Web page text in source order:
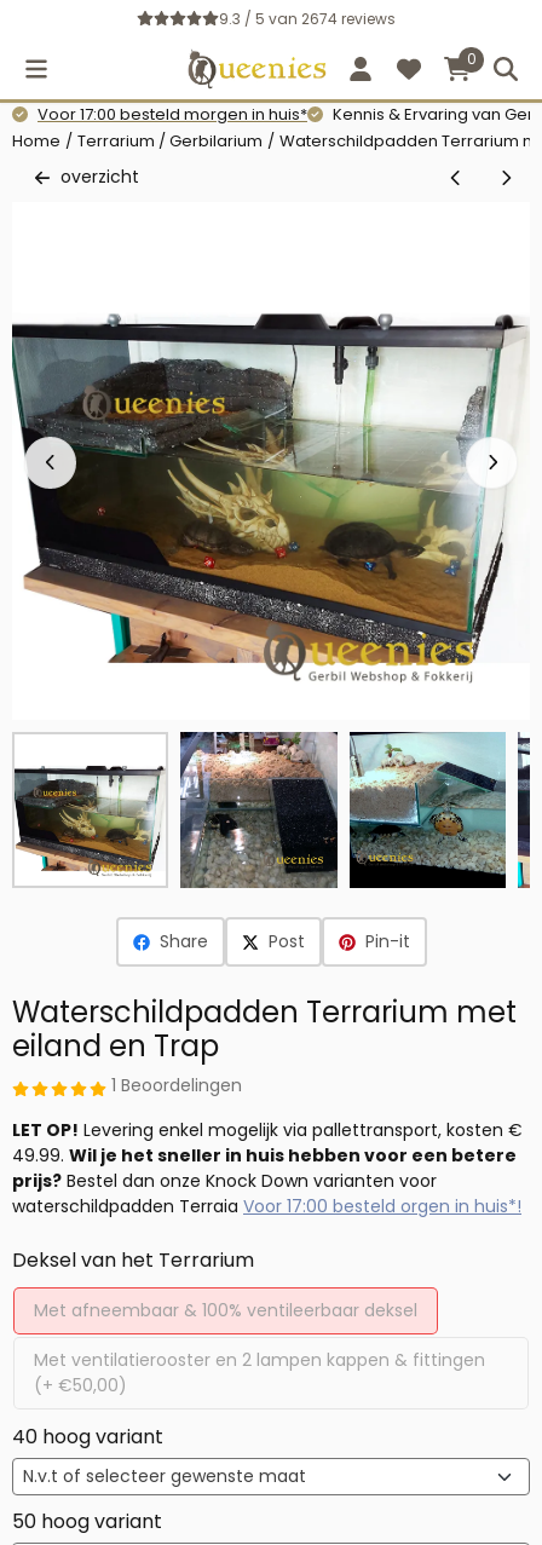
Cookievoorkeuren zijn momenteel gesloten.
9.3 / 5 van 2674reviews
0
Voor 17:00 besteld morgen in huis*
Kennis & Ervaring van
Home / Terrarium / Gerbilarium / Waterschildpadden Terrarium
overzicht
Share Post Pin-it
Waterschildpadden Terrarium met
eiland en Trap
1 Beoordelingen
LET OP! Levering enkel mogelijk via pallettransport, kosten €
49.99. Wil je het sneller in huis hebben voor een betere
prijs? Bestel dan onze Knock Down varianten voor
waterschildpadden Terraia Voor 17:00 besteld orgen in huis*!
Maak een keuze voor
Deksel van het Terrarium
Met afneembaar & 100% ventileerbaar deksel
Met ventilatierooster en 2 lampen kappen & fittingen
(+ €50,00)
40 hoog variant
50 hoog variant